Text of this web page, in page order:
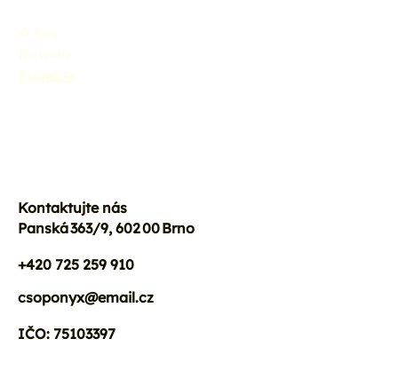
Kontaktujte nás
Panská 363/9, 602 00 Brno
+420 725 259 910
csoponyx@email.cz
IČO: 75103397